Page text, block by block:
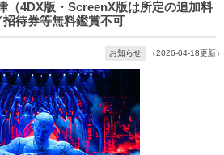
（4DX版・ScreenX版は所定の追加料
待券等無料鑑賞不可
お知らせ （2026-04-18更新）